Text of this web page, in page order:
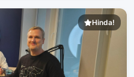
Hinda!